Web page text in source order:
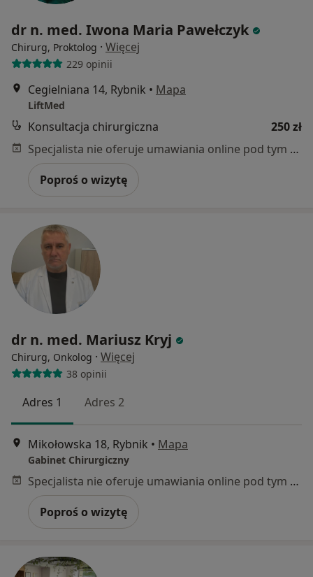
dr n. med. Iwona Maria Pawełczyk
Chirurg, Proktolog · Więcej
229 opinii
Cegielniana 14, Rybnik • Mapa
LiftMed
Konsultacja chirurgiczna
250 zł
Specjalista nie oferuje umawiania online pod tym adresem.
Poproś o wizytę
dr n. med. Mariusz Kryj
Chirurg, Onkolog · Więcej
38 opinii
Adres 1 Adres 2
Mikołowska 18, Rybnik • Mapa
Gabinet Chirurgiczny
Specjalista nie oferuje umawiania online pod tym adresem.
Poproś o wizytę